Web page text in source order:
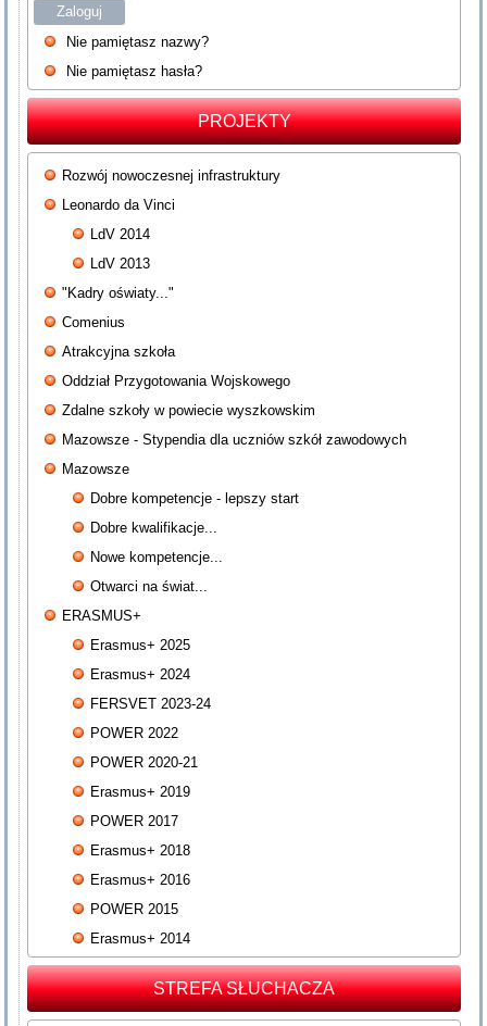
Zaloguj
Nie pamiętasz nazwy?
Nie pamiętasz hasła?
PROJEKTY
Rozwój nowoczesnej infrastruktury
Leonardo da Vinci
LdV 2014
LdV 2013
"Kadry oświaty..."
Comenius
Atrakcyjna szkoła
Oddział Przygotowania Wojskowego
Zdalne szkoły w powiecie wyszkowskim
Mazowsze - Stypendia dla uczniów szkół zawodowych
Mazowsze
Dobre kompetencje - lepszy start
Dobre kwalifikacje...
Nowe kompetencje...
Otwarci na świat...
ERASMUS+
Erasmus+ 2025
Erasmus+ 2024
FERSVET 2023-24
POWER 2022
POWER 2020-21
Erasmus+ 2019
POWER 2017
Erasmus+ 2018
Erasmus+ 2016
POWER 2015
Erasmus+ 2014
STREFA SŁUCHACZA